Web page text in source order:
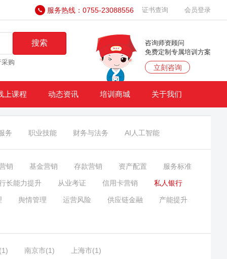
服务热线：0755-23088556 证书查询 会员登录
搜索
购
咨询师资顾问
免费定制专属培训方案
立刻咨询
上课程 动态资讯 培训商城 关于我们
务 职业技能 财务与法务 AI人工智能
销 基金营销 存款营销 资产配置 服务标准
长能力提升 从业考证 信用卡营销 私人银行
舆情管理 运营风险 供应链金融 产能提升
南京市(1) 上海市(1)